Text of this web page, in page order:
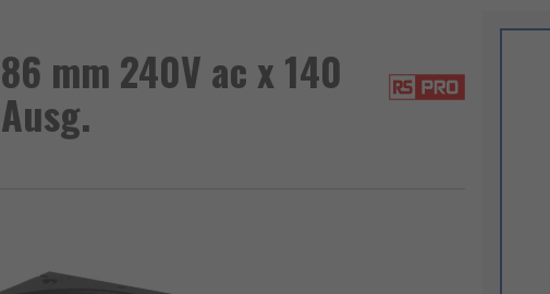
mm 240V ac x 140